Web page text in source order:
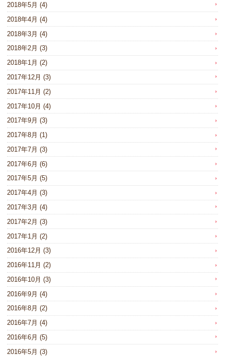
2018年5月 (4)
2018年4月 (4)
2018年3月 (4)
2018年2月 (3)
2018年1月 (2)
2017年12月 (3)
2017年11月 (2)
2017年10月 (4)
2017年9月 (3)
2017年8月 (1)
2017年7月 (3)
2017年6月 (6)
2017年5月 (5)
2017年4月 (3)
2017年3月 (4)
2017年2月 (3)
2017年1月 (2)
2016年12月 (3)
2016年11月 (2)
2016年10月 (3)
2016年9月 (4)
2016年8月 (2)
2016年7月 (4)
2016年6月 (5)
2016年5月 (3)